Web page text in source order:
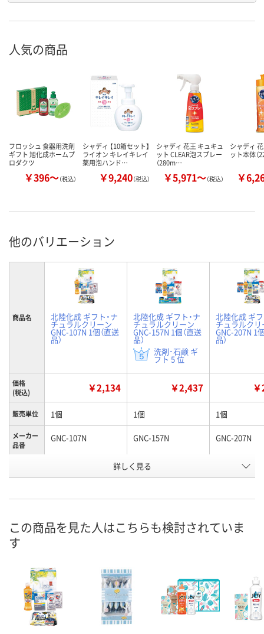
人気の商品
フロッシュ 食器用洗剤
ギフト 旭化成ホームプ
ロダクツ
￥396～（税込）
シャディ 【10箱セット】
ライオン キレイキレイ
薬用泡ハンド…
￥9,240（税込）
シャディ 花王 キュキュ
ット CLEAR泡スプレー
（280m…
￥5,971～（税込）
シャディ
ット本体（
￥
他のバリエーション
商品名 北陸化成 ギフト・ナ
チュラルクリーン
GNC-107N 1個（直送
品）
北陸化成 ギフト・ナ
チュラルクリーン
GNC-157N 1個（直送
品）
洗剤･石鹸 ギ
フト 5 位
北陸化成 ギフ
チュラルクリ
GNC-207N 1
品）
価格
(税込)
￥2,134 ￥2,437
販売単位 1個 1個 1個
メーカー
品番
GNC-107N GNC-157N GNC-207N
RX53021 RX53018
8月25日（火）まで
カゴへ カ
詳しく見る
この商品を見た人はこちらも検討されていま
す